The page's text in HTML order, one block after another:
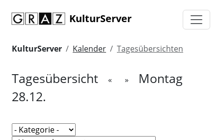
KulturServer
KulturServer Kalender Tagesübersichten
Tagesübersicht « »
Montag
28.12.